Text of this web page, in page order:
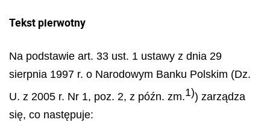
Tekst pierwotny
Na podstawie art. 33 ust. 1 ustawy z dnia 29
sierpnia 1997 r. o Narodowym Banku Polskim (Dz.
U. z 2005 r. Nr 1, poz. 2, z późn. zm.1)) zarządza
się, co następuje: